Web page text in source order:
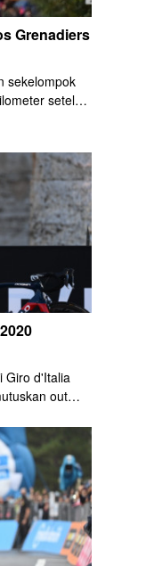
Grenadiers
sekelompok
setelah
Rabu (10/7)
Giro d'Italia
out